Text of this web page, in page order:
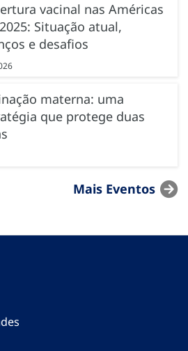
vacinal nas Américas
Situação atual,
e desafios
materna: uma
que protege duas
Mais Eventos